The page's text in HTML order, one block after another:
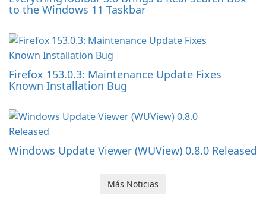
to the Windows 11 Taskbar
Firefox 153.0.3: Maintenance Update Fixes
Known Installation Bug
Windows Update Viewer (WUView) 0.8.0 Released
Más Noticias